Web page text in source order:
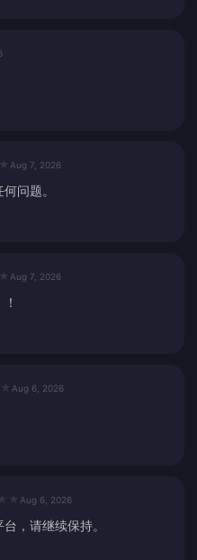
Aug 7, 2026
问题。
Aug 7, 2026
Aug 6, 2026
Aug 6, 2026
，请继续保持。